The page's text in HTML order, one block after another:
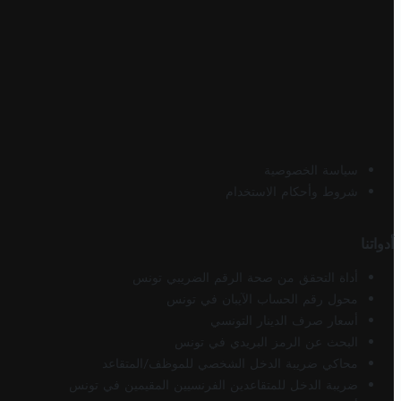
سياسة الخصوصية
شروط وأحكام الاستخدام
أدواتنا
أداة التحقق من صحة الرقم الضريبي تونس
محول رقم الحساب الآيبان في تونس
أسعار صرف الدينار التونسي
البحث عن الرمز البريدي في تونس
محاكي ضريبة الدخل الشخصي للموظف/المتقاعد
ضريبة الدخل للمتقاعدين الفرنسيين المقيمين في تونس